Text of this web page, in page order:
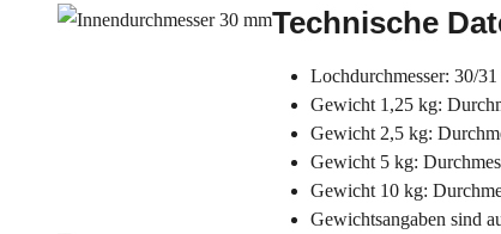
Technische
Lochdurchmesser: 30/
Gewicht 1,25 kg:
Gewicht 2,5 kg:
Gewicht 5 kg:
Gewicht 10 kg:
Gewichtsangaben sind